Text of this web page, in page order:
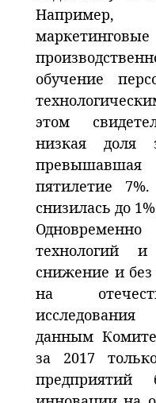
Например,
обучение
этом
низкая доля
пятилетие
снизилась до
технологий и
снижение и без
на
данным
за 2017
предприятий